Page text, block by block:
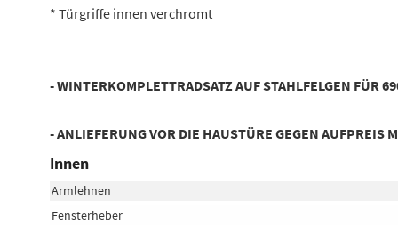
* Türgriffe innen verchromt
- WINTERKOMPLETTRADSATZ AUF STAHLFELGEN FÜR
- ANLIEFERUNG VOR DIE HAUSTÜRE GEGEN AUFPREIS
Innen
Armlehnen
Fensterheber